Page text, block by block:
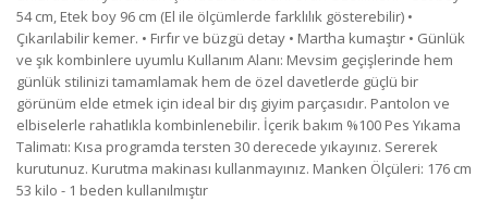
54 cm, Etek boy 96 cm (El ile ölçümlerde farklılık gösterebilir) •
Çıkarılabilir kemer. • Fırfır ve büzgü detay • Martha kumaştır • Günlük
ve şık kombinlere uyumlu Kullanım Alanı: Mevsim geçişlerinde hem
günlük stilinizi tamamlamak hem de özel davetlerde güçlü bir
görünüm elde etmek için ideal bir dış giyim parçasıdır. Pantolon ve
elbiselerle rahatlıkla kombinlenebilir. İçerik bakım %100 Pes Yıkama
Talimatı: Kısa programda tersten 30 derecede yıkayınız. Sererek
kurutunuz. Kurutma makinası kullanmayınız. Manken Ölçüleri: 176 cm
53 kilo - 1 beden kullanılmıştır